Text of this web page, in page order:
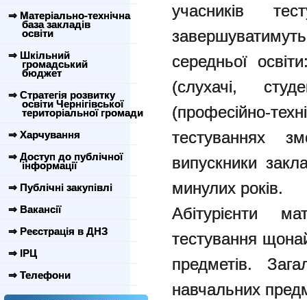
⇒ Матеріально-технічна
база закладів
освіти
⇒ Шкільний
громадський
бюджет
⇒ Стратегія розвитку
освіти Чернігівської
територіальної громади
⇒ Харчування
⇒ Доступ до публічної
інформації
⇒ Публічні закупівлі
⇒ Вакансії
⇒ Реєстрація в ДНЗ
⇒ ІРЦ
⇒ Телефони
учасників
середньої
(слухачі,
(професійно-
тестуваннях
випускники
минулих років.
Абітурієнти
тестування
предметів.
навчальних